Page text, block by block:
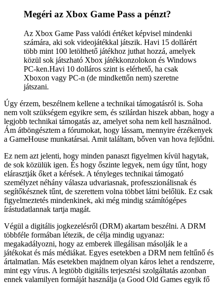
Megéri az Xbox Game Pass a pénzt?
Az Xbox Game Pass valódi értéket képvisel mindenki
számára, aki sok videojátékkal játszik. Havi 15 dollárért
több mint 100 letölthető játékhoz juthat hozzá, amelyek
közül sok játszható Xbox játékkonzolokon és Windows
PC-ken.Havi 10 dolláros szint is elérhető, ha csak
Xboxon vagy PC-n (de mindkettőn nem) szeretne
játszani.
Úgy érzem, beszélnem kellene a technikai támogatásról is. Soha
nem volt szükségem egyikre sem, és szilárdan hiszek abban, hogy a
legjobb technikai támogatás az, amelyet soha nem kell használnod.
Ám átböngésztem a fórumokat, hogy lássam, mennyire érzékenyek
a GameHouse munkatársai. Amit találtam, bőven van hova fejlődni.
Ez nem azt jelenti, hogy minden panaszt figyelmen kívül hagytak,
de sok közülük igen. És hogy őszinte legyek, nem úgy tűnt, hogy
elárasztják őket a kérések. A tényleges technikai támogató
személyzet néhány válasza udvariasnak, professzionálisnak és
segítőkésznek tűnt, de szerettem volna többet látni belőlük. Ez csak
figyelmeztetés mindenkinek, aki még mindig számítógépes
írástudatlannak tartja magát.
Végül a digitális jogkezelésről (DRM) akartam beszélni. A DRM
többféle formában létezik, de célja mindig ugyanaz:
megakadályozni, hogy az emberek illegálisan másolják le a
játékokat és más médiákat. Egyes esetekben a DRM nem feltűnő és
ártalmatlan. Más esetekben majdnem olyan káros lehet a rendszerre,
mint egy vírus. A legtöbb digitális terjesztési szolgáltatás azonban
ennek valamilyen formáját használja (a Good Old Games egyik fő